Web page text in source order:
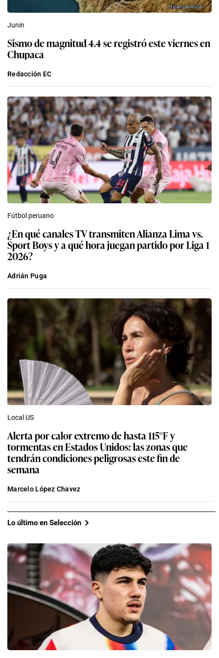
Junin
Sismo de magnitud 4.4 se registró este viernes en
Chupaca
Redacción EC
Fútbol peruano
¿En qué canales TV transmiten Alianza Lima vs.
Sport Boys y a qué hora juegan partido por Liga 1
2026?
Adrián Puga
Local US
Alerta por calor extremo de hasta 115°F y
tormentas en Estados Unidos: las zonas que
tendrán condiciones peligrosas este fin de
semana
Marcelo López Chavez
Lo último en Selección